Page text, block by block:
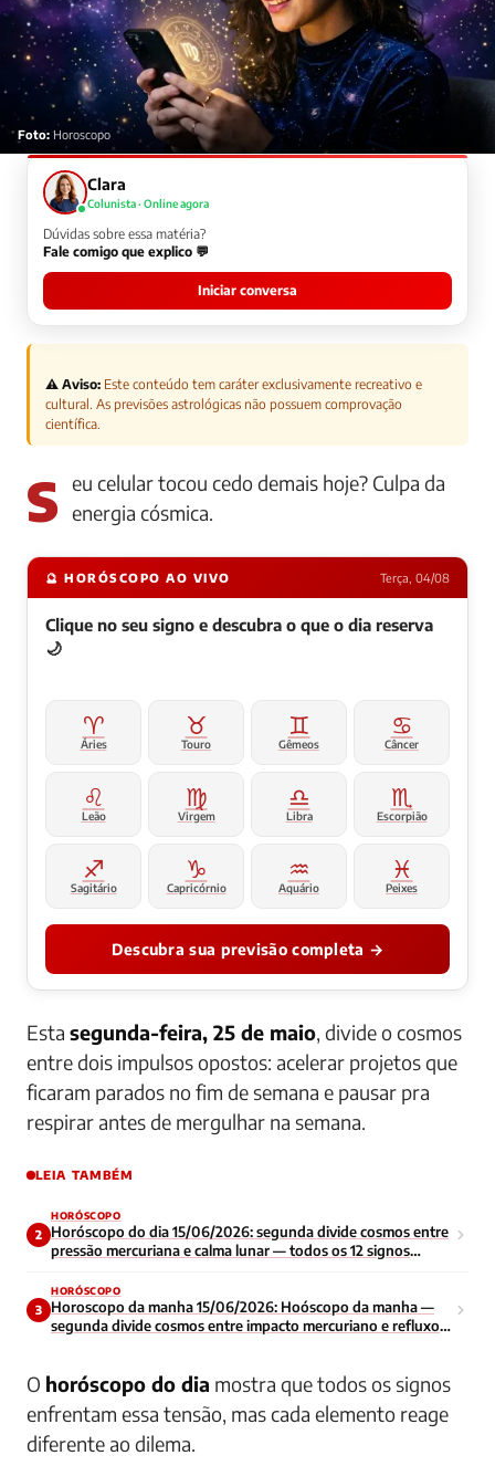
Foto: Horoscopo
Clara
Colunista · Online agora
Dúvidas sobre essa matéria?
Fale comigo que explico 💬
Iniciar conversa
⚠️ Aviso: Este conteúdo tem caráter exclusivamente recreativo e
cultural. As previsões astrológicas não possuem comprovação
científica.
Seu celular tocou cedo demais hoje? Culpa da energia cósmica.
🔮 HORÓSCOPO AO VIVO Terça, 04/08
Clique no seu signo e descubra o que o dia reserva
🌙
♈
Áries
♉
Touro
♊
Gêmeos
♋
Câncer
♌
Leão
♍
Virgem
♎
Libra
♏
Escorpião
♐
Sagitário
♑
Capricórnio
♒
Aquário
♓
Peixes
Descubra sua previsão completa →
Esta segunda-feira, 25 de maio, divide o cosmos
entre dois impulsos opostos: acelerar projetos que
ficaram parados no fim de semana e pausar pra
respirar antes de mergulhar na semana.
LEIA TAMBÉM
2
HORÓSCOPO
Horóscopo do dia 15/06/2026: segunda divide cosmos entre
pressão mercuriana e calma lunar — todos os 12 signos
3
HORÓSCOPO
Horoscopo da manha 15/06/2026: Hoóscopo da manha —
segunda divide cosmos entre impacto mercuriano e refluxo
O horóscopo do dia mostra que todos os signos
enfrentam essa tensão, mas cada elemento reage
diferente ao dilema.